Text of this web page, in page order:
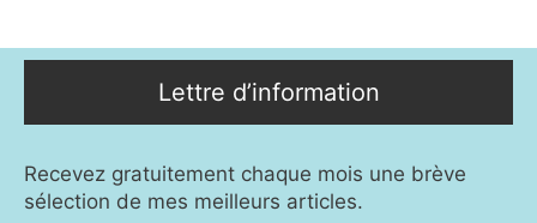
Lettre d’information
Recevez gratuitement chaque mois une brève
sélection de mes meilleurs articles.